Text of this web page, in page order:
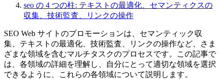
seo の 4 つの柱: テキストの最適化、セマンティクスの
収集、技術監査、リンクの操作
SEO Web サイトのプロモーションは、セマンティック収
集、テキストの最適化、技術監査、リンクの操作など、さま
ざまな領域を含むマルチタスクのプロセスです。この記事で
は、各領域の詳細を理解し、自分にとって適切な領域を選択
できるように、これらの各領域について説明します。